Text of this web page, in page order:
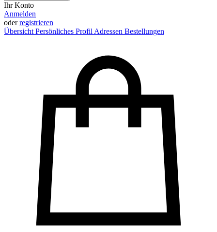
Ihr Konto
Anmelden
oderregistrieren
Übersicht Persönliches Profil Adressen Bestellungen